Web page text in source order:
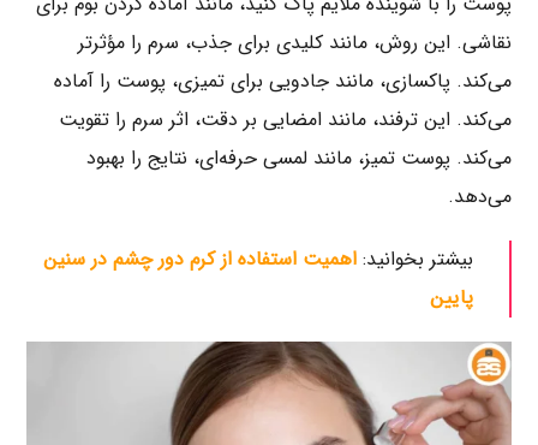
نقاشی. این روش، مانند کلیدی برای جذب، سرم را مؤثرتر
می‌کند. پاکسازی، مانند جادویی برای تمیزی، پوست را آماده
می‌کند. این ترفند، مانند امضایی بر دقت، اثر سرم را تقویت
می‌کند. پوست تمیز، مانند لمسی حرفه‌ای، نتایج را بهبود
می‌دهد.
بیشتر بخوانید: اهمیت استفاده از کرم دور چشم در سنین
پایین